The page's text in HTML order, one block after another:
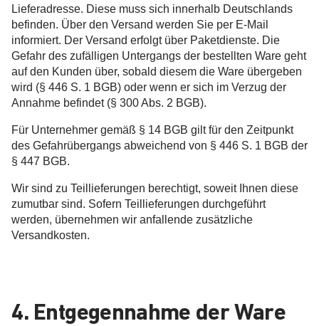
Lieferadresse. Diese muss sich innerhalb Deutschlands
befinden. Über den Versand werden Sie per E-Mail
informiert. Der Versand erfolgt über Paketdienste. Die
Gefahr des zufälligen Untergangs der bestellten Ware geht
auf den Kunden über, sobald diesem die Ware übergeben
wird (§ 446 S. 1 BGB) oder wenn er sich im Verzug der
Annahme befindet (§ 300 Abs. 2 BGB).
Für Unternehmer gemäß § 14 BGB gilt für den Zeitpunkt
des Gefahrübergangs abweichend von § 446 S. 1 BGB der
§ 447 BGB.
Wir sind zu Teillieferungen berechtigt, soweit Ihnen diese
zumutbar sind. Sofern Teillieferungen durchgeführt
werden, übernehmen wir anfallende zusätzliche
Versandkosten.
4. Entgegennahme der Ware